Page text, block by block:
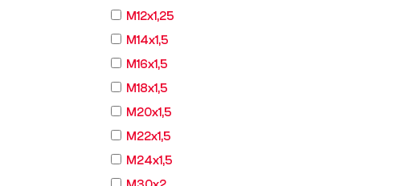
M12x1,25
M14x1,5
M16x1,5
M18x1,5
M20x1,5
M22x1,5
M24x1,5